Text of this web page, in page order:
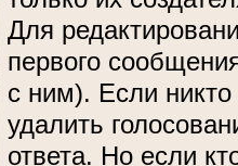
Для
первого
с ним). Если
удалить
ответа. Но если